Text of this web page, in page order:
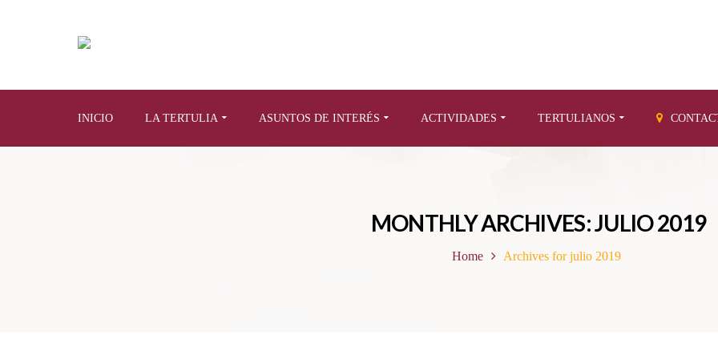
INICIO LA TERTULIA ASUNTOS DE INTERÉS ACTIVIDADES TERTULIANOS
MONTHLY ARCHIVES: JULIO 2019
Home Archives for julio 2019